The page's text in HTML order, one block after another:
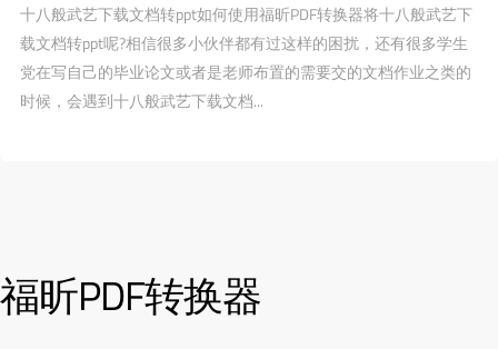
十八般武艺下载文档转ppt如何使用福昕PDF转换器将十八般武艺下
载文档转ppt呢?相信很多小伙伴都有过这样的困扰，还有很多学生
党在写自己的毕业论文或者是老师布置的需要交的文档作业之类的
时候，会遇到十八般武艺下载文档...
福昕PDF转换器